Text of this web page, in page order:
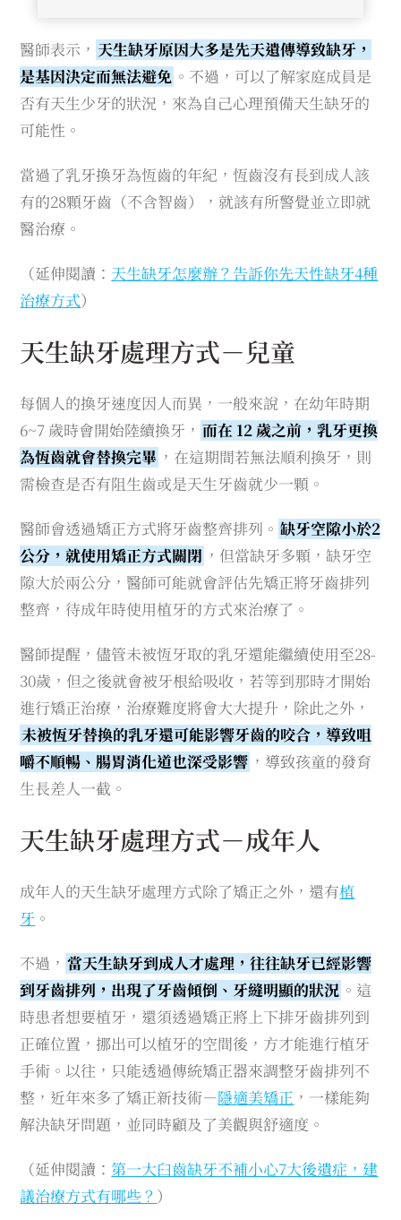
醫師表示， 天生缺牙原因大多是先天遺傳導致缺牙，
是基因決定而無法避免 。不過，可以了解家庭成員是
否有天生少牙的狀況，來為自己心理預備天生缺牙的
可能性。
當過了乳牙換牙為恆齒的年紀，恆齒沒有長到成人該
有的28顆牙齒（不含智齒），就該有所警覺並立即就
醫治療。
（延伸閱讀： 天生缺牙怎麼辦？告訴你先天性缺牙4種
治療方式）
天生缺牙處理方式－兒童
每個人的換牙速度因人而異，一般來說，在幼年時期
6~7 歲時會開始陸續換牙， 而在 12 歲之前，乳牙更換
為恆齒就會替換完畢 ，在這期間若無法順利換牙，則
需檢查是否有阻生齒或是天生牙齒就少一顆。
醫師會透過矯正方式將牙齒整齊排列。 缺牙空隙小於2
公分，就使用矯正方式關閉 ，但當缺牙多顆，缺牙空
隙大於兩公分，醫師可能就會評估先矯正將牙齒排列
整齊，待成年時使用植牙的方式來治療了。
醫師提醒，儘管未被恆牙取的乳牙還能繼續使用至28-
30歲，但之後就會被牙根給吸收，若等到那時才開始
進行矯正治療，治療難度將會大大提升，除此之外，
未被恆牙替換的乳牙還可能影響牙齒的咬合，導致咀
嚼不順暢、腸胃消化道也深受影響 ，導致孩童的發育
生長差人一截。
天生缺牙處理方式－成年人
成年人的天生缺牙處理方式除了矯正之外，還有植
牙 。
不過， 當天生缺牙到成人才處理，往往缺牙已經影響
到牙齒排列，出現了牙齒傾倒、牙縫明顯的狀況 。這
時患者想要植牙，還須透過矯正將上下排牙齒排列到
正確位置，挪出可以植牙的空間後，方才能進行植牙
手術。以往，只能透過傳統矯正器來調整牙齒排列不
整，近年來多了矯正新技術－隱適美矯正 ，一樣能夠
解決缺牙問題，並同時顧及了美觀與舒適度。
（延伸閱讀：第一大臼齒缺牙不補小心7大後遺症，建
議治療方式有哪些？ ）